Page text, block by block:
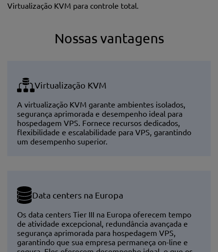
Virtualização KVM para controle total.
Nossas vantagens
Virtualização KVM
A virtualização KVM garante ambientes isolados,
segurança aprimorada e desempenho ideal para
hospedagem VPS. Fornece recursos dedicados,
flexibilidade e escalabilidade para VPS, garantindo
um desempenho superior.
Data centers na Europa
Os data centers Tier III na Europa oferecem tempo
de atividade excepcional, redundância avançada e
segurança aprimorada para hospedagem VPS,
garantindo que sua empresa permaneça on-line e